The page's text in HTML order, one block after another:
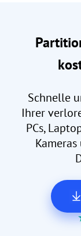
Schnelle
Ihrer
PCs,